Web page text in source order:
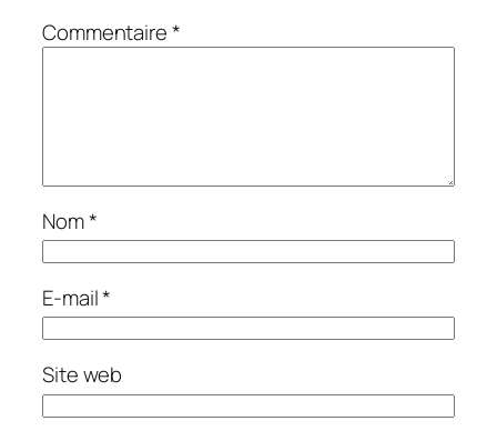
Commentaire*
Nom*
E-mail*
Site web